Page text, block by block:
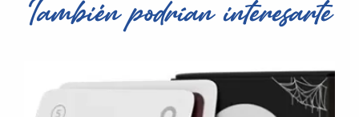
También podrían interesarte